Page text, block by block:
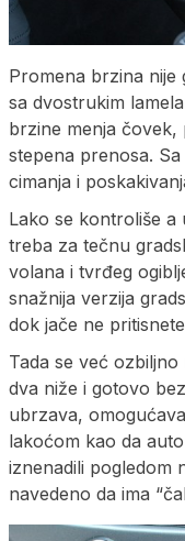
Promena brzina nije
sa dvostrukim
brzine menja čovek,
stepena prenosa.
cimanja i
Lako se kontroliše a
treba za tečnu
volana i tvrđeg
snažnija verzija
dok jače ne
Tada se već
dva niže i gotovo
ubrzava,
lakoćom kao da
iznenadili pogledom
navedeno da ima